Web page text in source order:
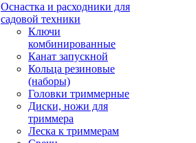
Оснастка и расходники для
садовой техники
Ключи
комбинированные
Канат запускной
Кольца резиновые
(наборы)
Головки триммерные
Диски, ножи для
триммера
Леска к триммерам